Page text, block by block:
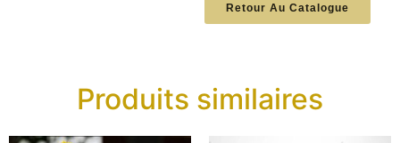
Retour Au Catalogue
Produits similaires